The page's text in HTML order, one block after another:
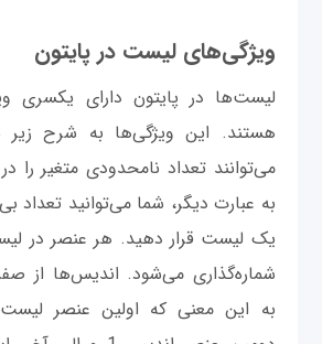
ویژگی‌های لیست در پایتون
لیست‌ها در پایتون دارای یکسری
هستند. این ویژگی‌ها به شرح
می‌توانند تعداد نامحدودی متغیر را
به عبارت دیگر، شما می‌توانید تعداد
یک لیست قرار دهید. هر عنصر در
شماره‌گذاری می‌شود. اندیس‌ها از